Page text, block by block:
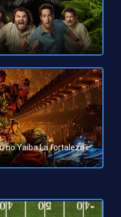
Guardianes de la noche: Kimetsu no Yaiba La fortaleza infinita